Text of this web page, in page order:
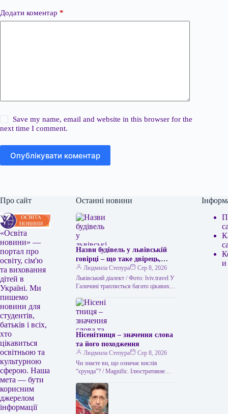
Додати коментар *
Save my name, email and website in this browser for the
next time I comment.
Опублікувати коментар
Про сайт
«Освіта
новини» —
портал про
освіту, сім'ю
та виховання
дітей в
Україні. Ми
пишемо
новини для
студентів,
батьків і всіх,
хто
цікавиться
освітньою та
культурною
сферою. Наша
мета — бути
корисним
джерелом
інформації
Останні новини
Назви будівель у львівській
говірці – що таке двірець,
креденс, кнайпа
Людмила Степура
Сер 8, 2026
Львівський діалект / Фото: lviv.travel У
Галичині трапляється багато цікавих
навіть досвідченого мандрівника. Тож
не дивно,…
Нісенітниця – значення слова
та його походження
Людмила Степура
Сер 8, 2026
Чи знаєте ви, що означає вислів
“єрунда”? / Magnific. Ілюстративне
виявляється цікавішою за його
пряме…
и